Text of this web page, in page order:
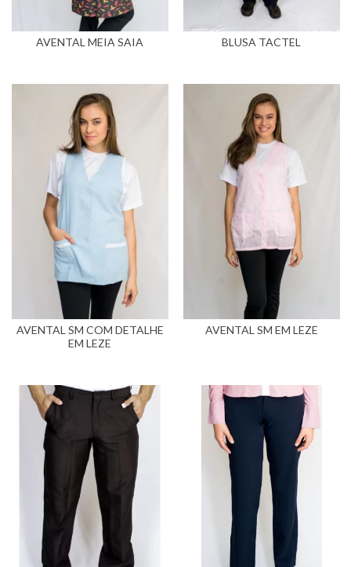
AVENTAL MEIA SAIA BLUSA TACTEL
AVENTAL SM COM DETALHE
EM LEZE
AVENTAL SM EM LEZE